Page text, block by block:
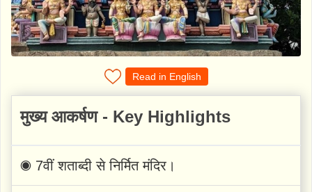
Read in English
मुख्य आकर्षण - Key Highlights
◉ 7वीं शताब्दी से निर्मित मंदिर।